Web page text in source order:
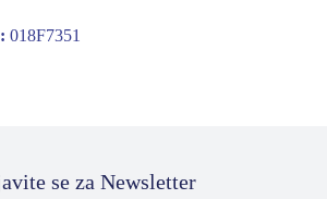
018F7351
se za Newsletter